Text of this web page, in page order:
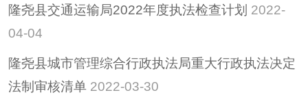
惠民惠农财政补贴专
重大决策
隆尧县交通运输局2022年度执法检查计划 2022-
04-04
隆尧县城市管理综合行政执法局重大行政执法决定
法制审核清单 2022-03-30